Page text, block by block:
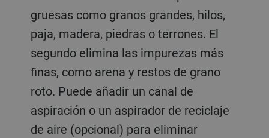
gruesas como granos grandes, hilos,
paja, madera, piedras o terrones. El
segundo elimina las impurezas más
finas, como arena y restos de grano
roto. Puede añadir un canal de
aspiración o un aspirador de reciclaje
de aire (opcional) para eliminar